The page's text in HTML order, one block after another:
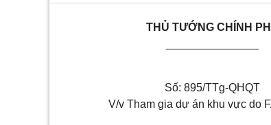
THỦ TƯỚNG CHÍNH
Số: 895/TTg-QHQT
V/v Tham gia dự án khu vực do